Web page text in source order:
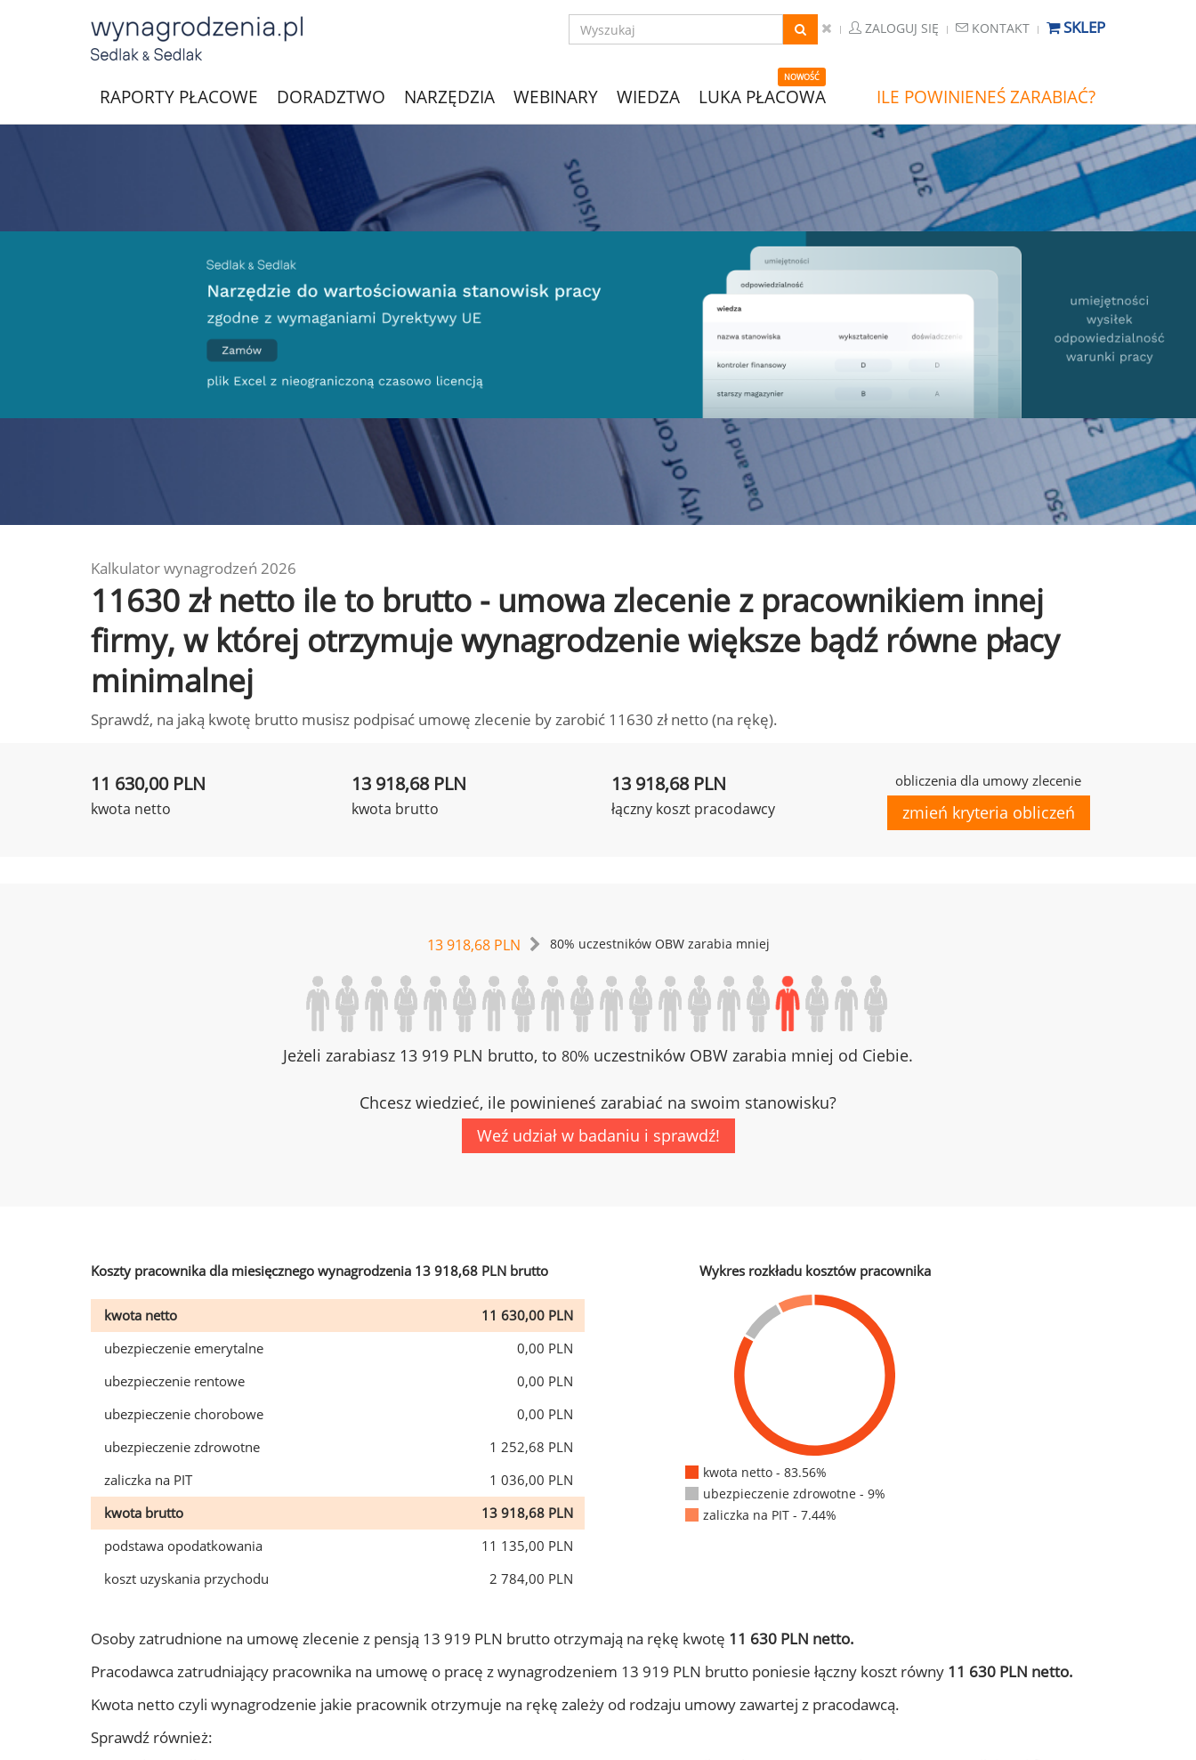
ZALOGUJ SIĘ KONTAKT SKLEP
RAPORTY PŁACOWE DORADZTWO NARZĘDZIA WEBINARY WIEDZA
NOWOŚĆ
LUKA PŁACOWA ILE POWINIENEŚ ZARABIAĆ?
Kalkulator wynagrodzeń 2026
11630 zł netto ile to brutto - umowa zlecenie z pracownikiem innej
firmy, w której otrzymuje wynagrodzenie większe bądź równe płacy
minimalnej
Sprawdź, na jaką kwotę brutto musisz podpisać umowę zlecenie by zarobić 11630 zł netto (na rękę).
11 630,00 PLN
kwota netto
13 918,68 PLN
kwota brutto
13 918,68 PLN
łączny koszt pracodawcy
obliczenia dla umowy zlecenie
zmień kryteria obliczeń
13 918,68 PLN 80% uczestników OBW zarabia mniej
Jeżeli zarabiasz 13 919 PLN brutto, to 80% uczestników OBW zarabia mniej od Ciebie.
Chcesz wiedzieć, ile powinieneś zarabiać na swoim stanowisku?
Weź udział w badaniu i sprawdź!
Koszty pracownika dla miesięcznego wynagrodzenia 13 918,68 PLN brutto
kwota netto
11 630,00 PLN
ubezpieczenie emerytalne
0,00 PLN
ubezpieczenie rentowe
0,00 PLN
ubezpieczenie chorobowe
0,00 PLN
ubezpieczenie zdrowotne
1 252,68 PLN
zaliczka na PIT
1 036,00 PLN
kwota brutto
13 918,68 PLN
podstawa opodatkowania
11 135,00 PLN
koszt uzyskania przychodu
2 784,00 PLN
Wykres rozkładu kosztów pracownika
kwota netto - 83.56%
ubezpieczenie zdrowotne - 9%
zaliczka na PIT - 7.44%
Osoby zatrudnione na umowę zlecenie z pensją 13 919 PLN brutto otrzymają na rękę kwotę 11 630 PLN netto.
Pracodawca zatrudniający pracownika na umowę o pracę z wynagrodzeniem 13 919 PLN brutto poniesie łączny koszt równy 11 630 PLN netto.
Kwota netto czyli wynagrodzenie jakie pracownik otrzymuje na rękę zależy od rodzaju umowy zawartej z pracodawcą.
Sprawdź również: